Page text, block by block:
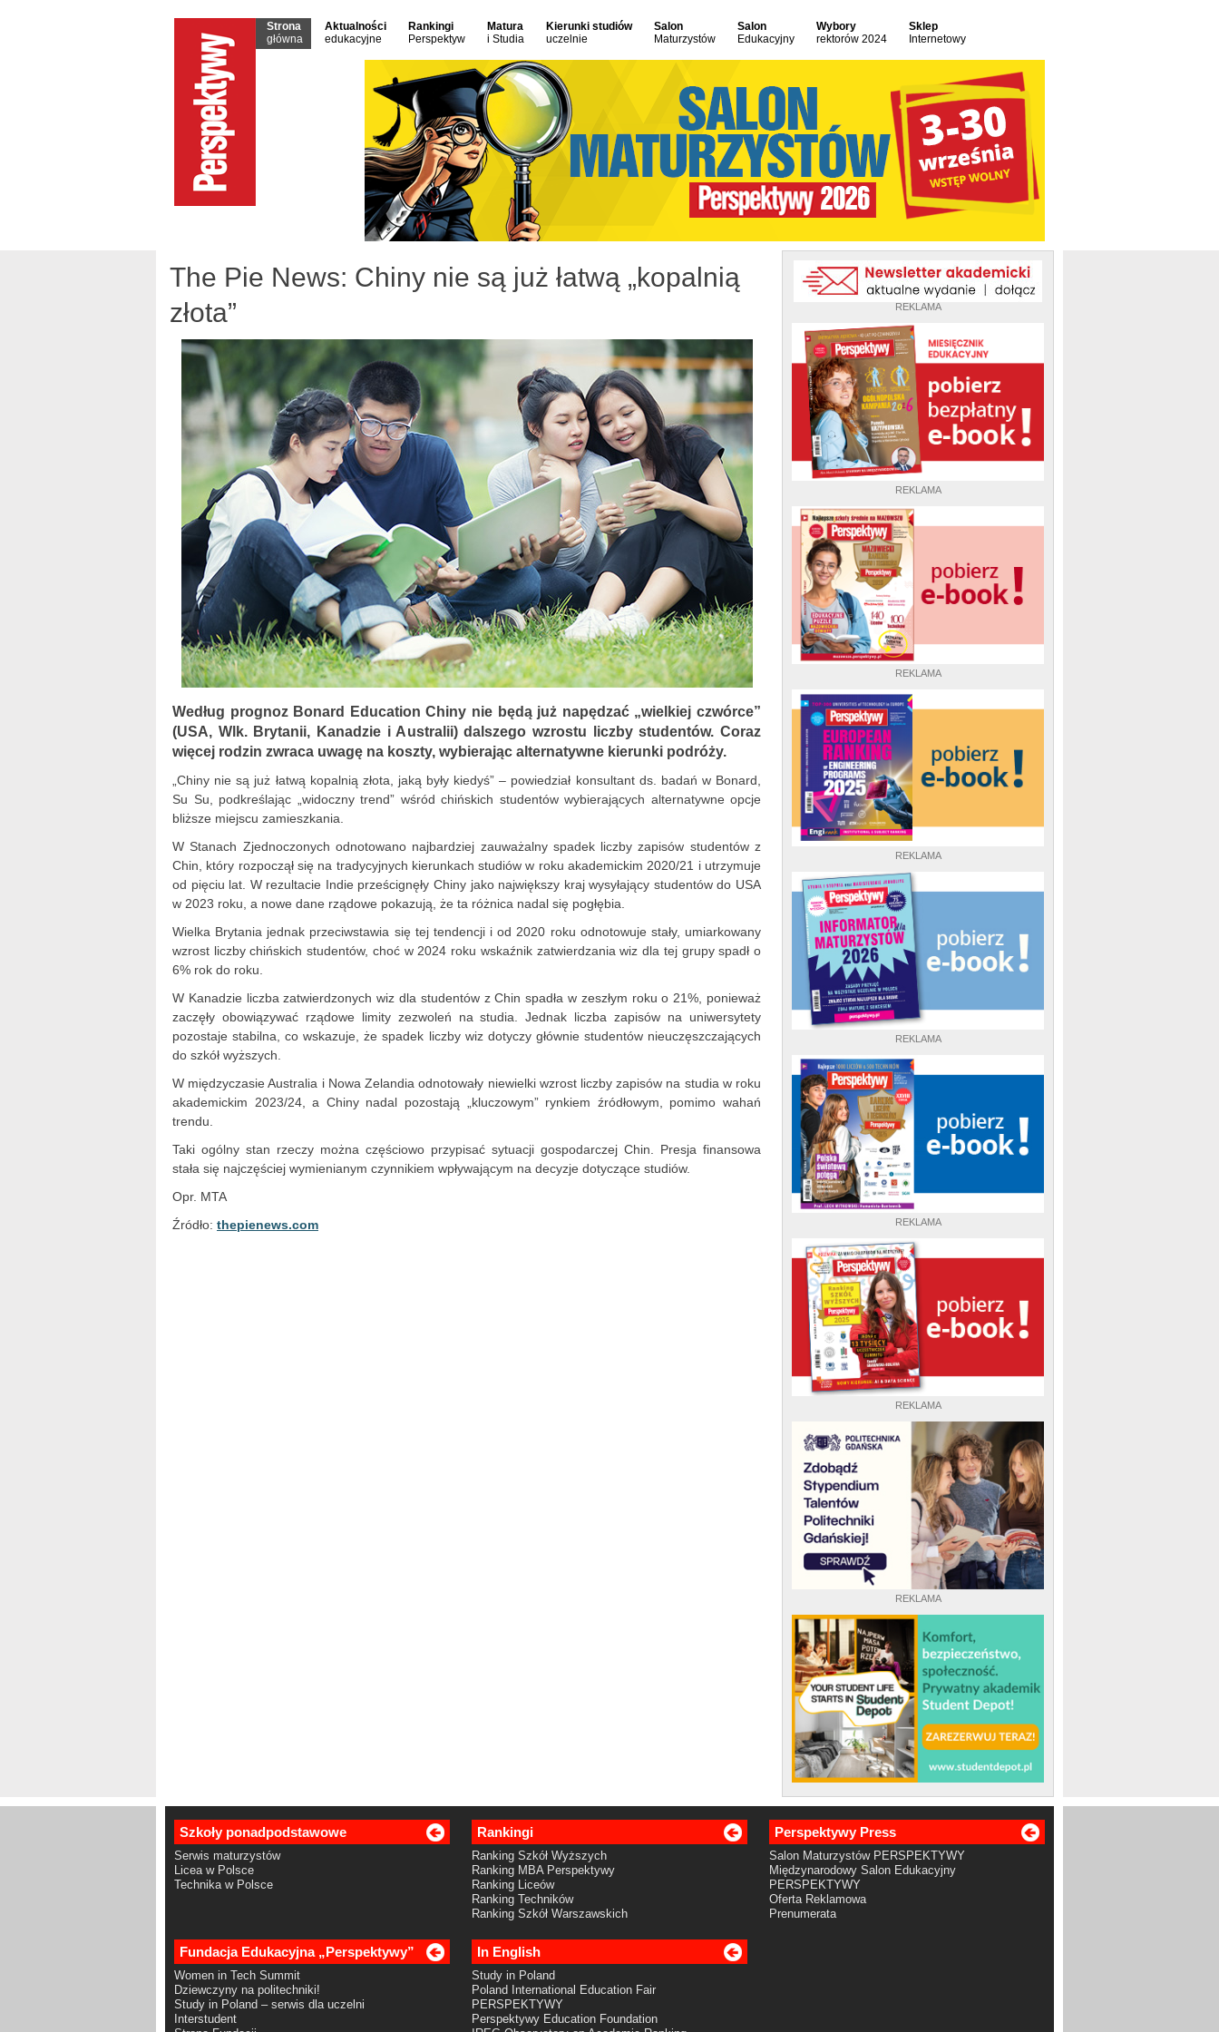
Strona
główna
Aktualności
edukacyjne
Rankingi
Perspektyw
Matura
i Studia
Kierunki studiów
uczelnie
Salon
Maturzystów
Salon
Edukacyjny
Wybory
rektorów 2024
Sklep
Internetowy
REKLAMA
REKLAMA
REKLAMA
REKLAMA
REKLAMA
REKLAMA
REKLAMA
REKLAMA
The Pie News: Chiny nie są już łatwą „kopalnią
złota”
Według prognoz Bonard Education Chiny nie będą już napędzać „wielkiej czwórce”
(USA, Wlk. Brytanii, Kanadzie i Australii) dalszego wzrostu liczby studentów. Coraz
więcej rodzin zwraca uwagę na koszty, wybierając alternatywne kierunki podróży.
„Chiny nie są już łatwą kopalnią złota, jaką były kiedyś” – powiedział konsultant ds. badań w Bonard,
Su Su, podkreślając „widoczny trend” wśród chińskich studentów wybierających alternatywne opcje
bliższe miejscu zamieszkania.
W Stanach Zjednoczonych odnotowano najbardziej zauważalny spadek liczby zapisów studentów z
Chin, który rozpoczął się na tradycyjnych kierunkach studiów w roku akademickim 2020/21 i utrzymuje
od pięciu lat. W rezultacie Indie prześcignęły Chiny jako największy kraj wysyłający studentów do USA
w 2023 roku, a nowe dane rządowe pokazują, że ta różnica nadal się pogłębia.
Wielka Brytania jednak przeciwstawia się tej tendencji i od 2020 roku odnotowuje stały, umiarkowany
wzrost liczby chińskich studentów, choć w 2024 roku wskaźnik zatwierdzania wiz dla tej grupy spadł o
6% rok do roku.
W Kanadzie liczba zatwierdzonych wiz dla studentów z Chin spadła w zeszłym roku o 21%, ponieważ
zaczęły obowiązywać rządowe limity zezwoleń na studia. Jednak liczba zapisów na uniwersytety
pozostaje stabilna, co wskazuje, że spadek liczby wiz dotyczy głównie studentów nieuczęszczających
do szkół wyższych.
W międzyczasie Australia i Nowa Zelandia odnotowały niewielki wzrost liczby zapisów na studia w roku
akademickim 2023/24, a Chiny nadal pozostają „kluczowym” rynkiem źródłowym, pomimo wahań
trendu.
Taki ogólny stan rzeczy można częściowo przypisać sytuacji gospodarczej Chin. Presja finansowa
stała się najczęściej wymienianym czynnikiem wpływającym na decyzje dotyczące studiów.
Opr. MTA
Źródło: thepienews.com
Szkoły ponadpodstawowe
Serwis maturzystów
Licea w Polsce
Technika w Polsce
Rankingi
Ranking Szkół Wyższych
Ranking MBA Perspektywy
Ranking Liceów
Ranking Techników
Ranking Szkół Warszawskich
Perspektywy Press
Salon Maturzystów PERSPEKTYWY
Międzynarodowy Salon Edukacyjny
PERSPEKTYWY
Oferta Reklamowa
Prenumerata
Fundacja Edukacyjna „Perspektywy”
Women in Tech Summit
Dziewczyny na politechniki!
Study in Poland – serwis dla uczelni
Interstudent
In English
Study in Poland
Poland International Education Fair
PERSPEKTYWY
Perspektywy Education Foundation